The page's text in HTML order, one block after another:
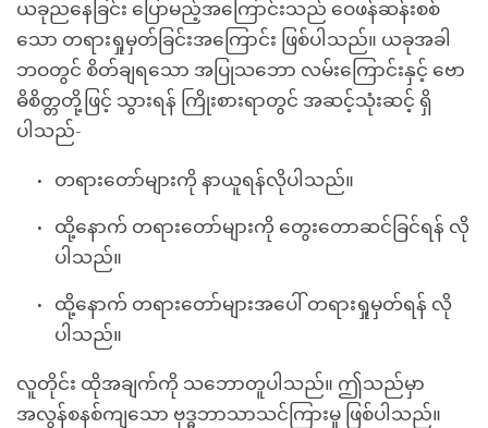
ယခုညနေခြင်း ပြောမည့်အကြောင်းသည် ဝေဖန်ဆန်းစစ်
သော တရားရှုမှတ်ခြင်းအကြောင်း ဖြစ်ပါသည်။ ယခုအခါ
ဘဝတွင် စိတ်ချရသော အပြုသဘော လမ်းကြောင်းနှင့် ဗော
ဓိစိတ္တတို့ဖြင့် သွားရန် ကြိုးစားရာတွင် အဆင့်သုံးဆင့် ရှိ
ပါသည်-
တရားတော်များကို နာယူရန်လိုပါသည်။
ထို့နောက် တရားတော်များကို တွေးတောဆင်ခြင်ရန် လို
ပါသည်။
ထို့နောက် တရားတော်များအပေါ် တရားရှုမှတ်ရန် လို
ပါသည်။
လူတိုင်း ထိုအချက်ကို သဘောတူပါသည်။ ဤသည်မှာ
အလွန်စနစ်ကျသော ဗုဒ္ဓဘာသာသင်ကြားမှု ဖြစ်ပါသည်။